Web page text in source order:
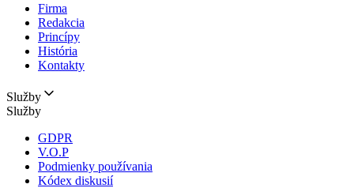
Firma
Redakcia
Princípy
História
Kontakty
Služby
Služby
GDPR
V.O.P
Podmienky používania
Kódex diskusií